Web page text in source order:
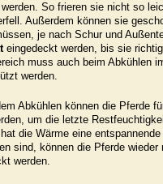
So frieren sie nicht so
Außerdem können sie
je nach Schur und
eingedeckt werden, bis sie
muss auch beim Abkühlen
werden.
Abkühlen können die Pferde
um die letzte
die Wärme eine
sind, können die Pferde wieder
werden.